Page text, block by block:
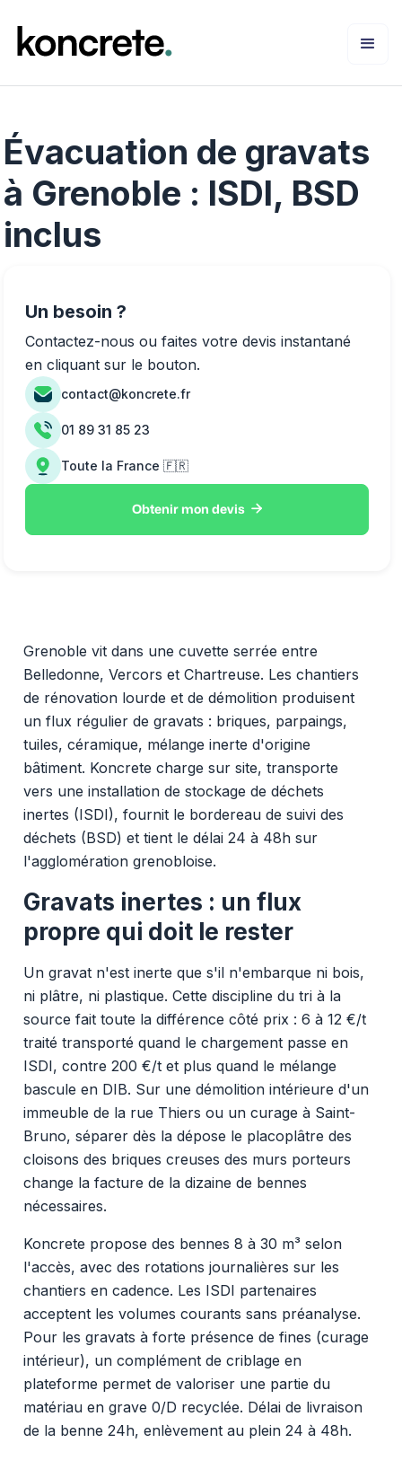
Évacuation de gravats
à Grenoble : ISDI, BSD
inclus
Grenoble vit dans une cuvette serrée entre
Belledonne, Vercors et Chartreuse. Les chantiers
de rénovation lourde et de démolition produisent
un flux régulier de gravats : briques, parpaings,
tuiles, céramique, mélange inerte d'origine
bâtiment. Koncrete charge sur site, transporte
vers une installation de stockage de déchets
inertes (ISDI), fournit le bordereau de suivi des
déchets (BSD) et tient le délai 24 à 48h sur
l'agglomération grenobloise.
Gravats inertes : un flux
propre qui doit le rester
Un gravat n'est inerte que s'il n'embarque ni bois,
ni plâtre, ni plastique. Cette discipline du tri à la
source fait toute la différence côté prix : 6 à 12 €/t
traité transporté quand le chargement passe en
ISDI, contre 200 €/t et plus quand le mélange
bascule en DIB. Sur une démolition intérieure d'un
immeuble de la rue Thiers ou un curage à Saint-
Bruno, séparer dès la dépose le placoplâtre des
cloisons des briques creuses des murs porteurs
change la facture de la dizaine de bennes
nécessaires.
Koncrete propose des bennes 8 à 30 m³ selon
l'accès, avec des rotations journalières sur les
chantiers en cadence. Les ISDI partenaires
acceptent les volumes courants sans préanalyse.
Pour les gravats à forte présence de fines (curage
intérieur), un complément de criblage en
plateforme permet de valoriser une partie du
matériau en grave 0/D recyclée. Délai de livraison
de la benne 24h, enlèvement au plein 24 à 48h.
Un besoin ?
Contactez-nous ou faites votre devis instantané
en cliquant sur le bouton.
contact@koncrete.fr
01 89 31 85 23
Toute la France 🇫🇷
Obtenir mon devis 